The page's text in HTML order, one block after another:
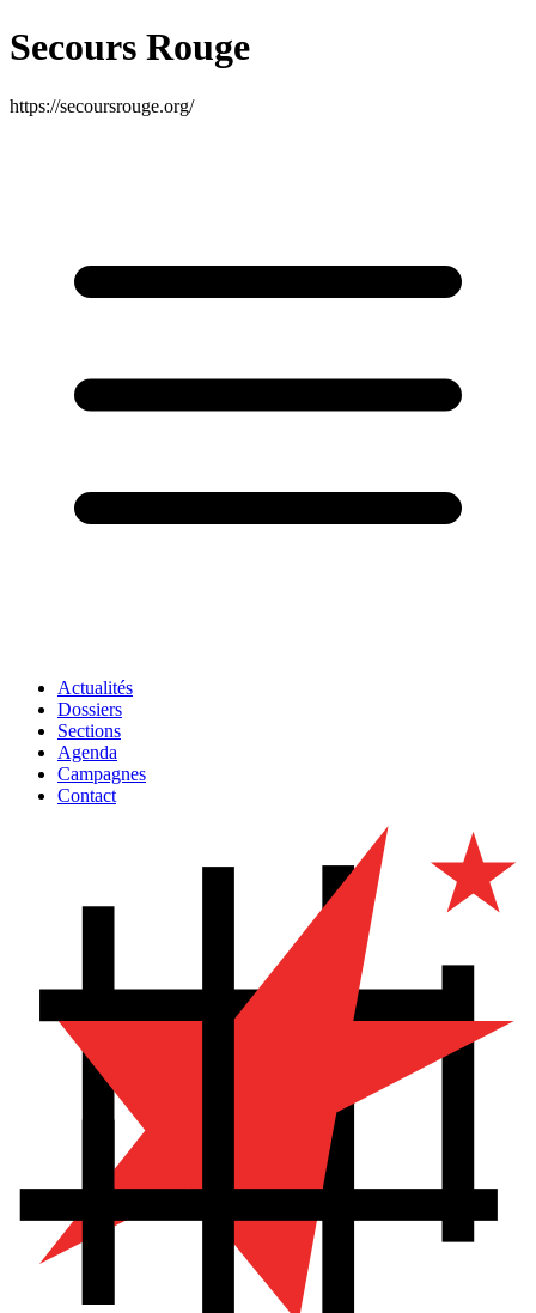
Secours Rouge
https://secoursrouge.org/
Actualités
Dossiers
Sections
Agenda
Campagnes
Contact